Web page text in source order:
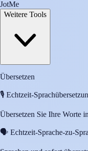
JotMe
Weitere Tools
Übersetzen
🎙️ Echtzeit-
Übersetzen Sie Ihre Worte
🗣️ Echtzeit-Sprache-zu-